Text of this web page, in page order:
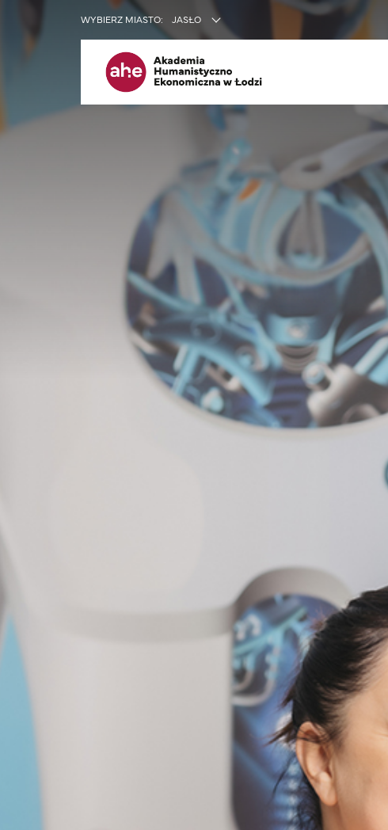
WYBIERZ MIASTO: JASŁO INNE SERWISY